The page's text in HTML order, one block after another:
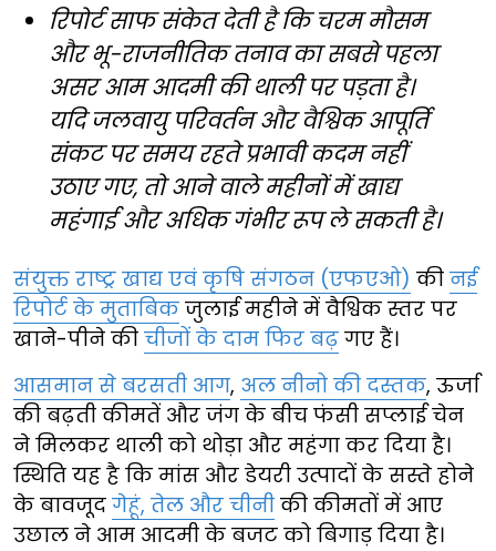
रिपोर्ट साफ संकेत देती है कि चरम मौसम
और भू-राजनीतिक तनाव का सबसे पहला
असर आम आदमी की थाली पर पड़ता है।
यदि जलवायु परिवर्तन और वैश्विक आपूर्ति
संकट पर समय रहते प्रभावी कदम नहीं
उठाए गए, तो आने वाले महीनों में खाद्य
महंगाई और अधिक गंभीर रूप ले सकती है।
संयुक्त राष्ट्र खाद्य एवं कृषि संगठन (एफएओ) की नई
रिपोर्ट के मुताबिक जुलाई महीने में वैश्विक स्तर पर
खाने-पीने की चीजों के दाम फिर बढ़ गए हैं।
आसमान से बरसती आग, अल नीनो की दस्तक, ऊर्जा
की बढ़ती कीमतें और जंग के बीच फंसी सप्लाई चेन
ने मिलकर थाली को थोड़ा और महंगा कर दिया है।
स्थिति यह है कि मांस और डेयरी उत्पादों के सस्ते होने
के बावजूद गेहूं, तेल और चीनी की कीमतों में आए
उछाल ने आम आदमी के बजट को बिगाड़ दिया है।